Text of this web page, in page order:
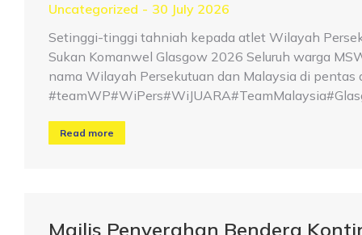
Uncategorized
30 July 2026
Setinggi-tinggi tahniah kepada atlet Wilayah
Sukan Komanwel Glasgow 2026 Seluruh warga
nama Wilayah Persekutuan dan Malaysia di pentas
Read more
Majlis Penyerahan Bendera